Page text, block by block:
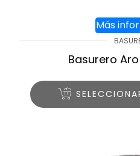
Más
Basurero